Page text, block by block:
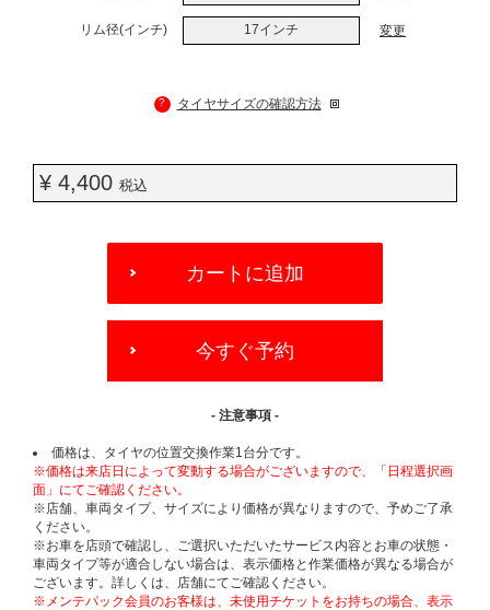
リム径(インチ) 17インチ 変更
? タイヤサイズの確認方法
¥ 4,400 税込
OPTIONS
カートに追加
今すぐ予約
- 注意事項 -
価格は、タイヤの位置交換作業1台分です。
※価格は来店日によって変動する場合がございますので、「日程選択画
面」にてご確認ください。
※店舗、車両タイプ、サイズにより価格が異なりますので、予めご了承
ください。
※お車を店頭で確認し、ご選択いただいたサービス内容とお車の状態・
車両タイプ等が適合しない場合は、表示価格と作業価格が異なる場合が
ございます。詳しくは、店舗にてご確認ください。
※メンテパック会員のお客様は、未使用チケットをお持ちの場合、表示